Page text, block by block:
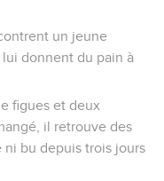
un jeune
lui donnent du pain à
figues et deux
il retrouve des
ni bu depuis trois jours